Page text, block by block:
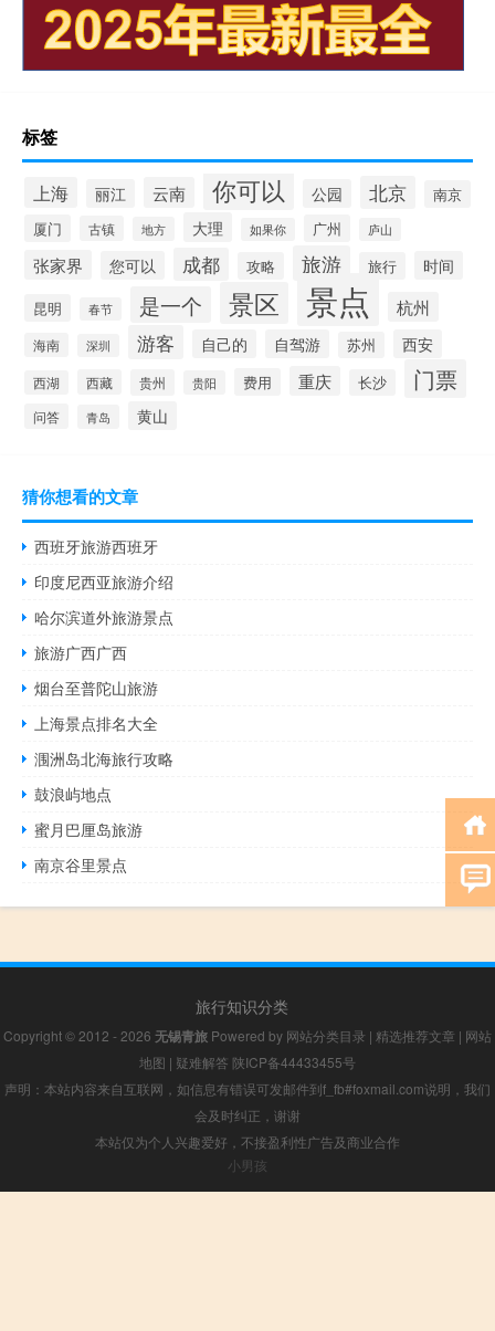
标签
上海 丽江 云南 你可以 公园 北京
南京
厦门
古镇 地方 大理 如果你 广州 庐山
张家界 您可以 成都 攻略 旅游 旅行 时间
昆明 春节 是一个 景区 景点 杭州
海南 深圳 游客 自己的 自驾游 苏州 西安
西湖 西藏 贵州 贵阳 费用 重庆 长沙 门票
问答 青岛 黄山
猜你想看的文章
西班牙旅游西班牙
印度尼西亚旅游介绍
哈尔滨道外旅游景点
旅游广西广西
烟台至普陀山旅游
上海景点排名大全
涠洲岛北海旅行攻略
鼓浪屿地点
蜜月巴厘岛旅游
南京谷里景点
旅行知识分类
Copyright © 2012 - 2026 无锡青旅 Powered by 网站分类目录 | 精选推荐文章 | 网站
地图 | 疑难解答 陕ICP备44433455号
声明：本站内容来自互联网，如信息有错误可发邮件到f_fb#foxmail.com说明，我们
会及时纠正，谢谢
本站仅为个人兴趣爱好，不接盈利性广告及商业合作
小男孩